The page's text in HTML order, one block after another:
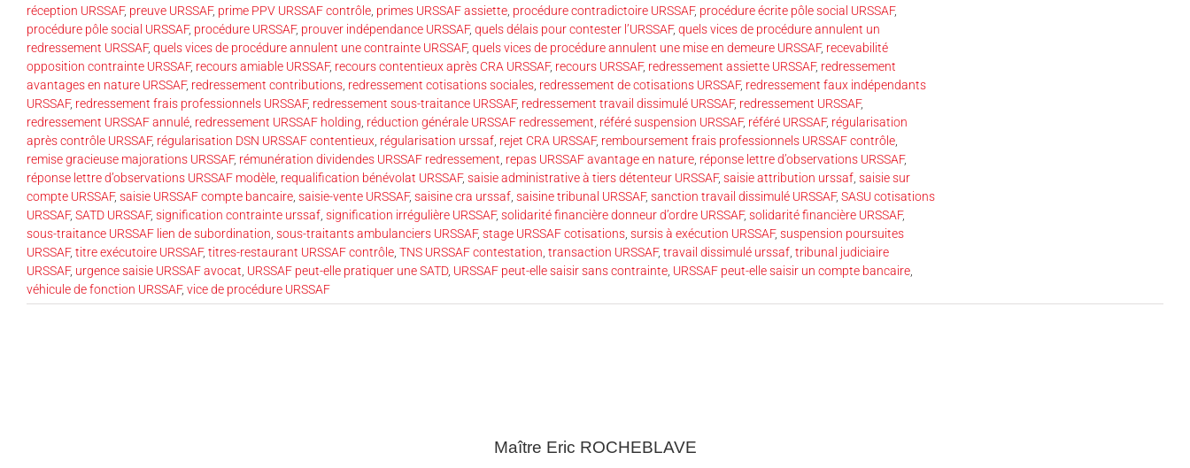
réception URSSAF, preuve URSSAF, prime PPV URSSAF contrôle primes URSSAF assiette procédure contradictoire URSSAF, procédure écrite pôle social URSSAF,
procédure pôle social URSSAF, procédure URSSAF, prouver indépendance URSSAF, quels délais pour contester l’URSSAF, quels vices de procédure annulent un
redressement URSSAF, quels vices de procédure annulent une contrainte URSSAF, quels vices de procédure annulent une mise en demeure URSSAF, recevabilité
opposition contrainte URSSAF, recours amiable URSSAF, recours contentieux après CRA URSSAF, recours URSSAF, redressement assiette URSSAF, redressement
avantages en nature URSSAF, redressement contributions redressement cotisations sociales redressement de cotisations URSSAF, redressement faux indépendants
URSSAF, redressement frais professionnels URSSAF, redressement sous-traitance URSSAF, redressement travail dissimulé URSSAF, redressement URSSAF,
redressement URSSAF annulé redressement URSSAF holding réduction générale URSSAF redressement référé suspension URSSAF, référé URSSAF, régularisation
après contrôle URSSAF, régularisation DSN URSSAF contentieux régularisation urssaf rejet CRA URSSAF, remboursement frais professionnels URSSAF contrôle
remise gracieuse majorations URSSAF, rémunération dividendes URSSAF redressement repas URSSAF avantage en nature réponse lettre d’observations URSSAF,
réponse lettre d’observations URSSAF modèle requalification bénévolat URSSAF, saisie administrative à tiers détenteur URSSAF, saisie attribution urssaf saisie sur
compte URSSAF, saisie URSSAF compte bancaire saisie-vente URSSAF, saisine cra urssaf saisine tribunal URSSAF, sanction travail dissimulé URSSAF, SASU cotisations
URSSAF, SATD URSSAF, signification contrainte urssaf signification irrégulière URSSAF, solidarité financière donneur d’ordre URSSAF, solidarité financière URSSAF,
sous-traitance URSSAF lien de subordination sous-traitants ambulanciers URSSAF, stage URSSAF cotisations sursis à exécution URSSAF, suspension poursuites
URSSAF, titre exécutoire URSSAF, titres-restaurant URSSAF contrôle TNS URSSAF contestation transaction URSSAF, travail dissimulé urssaf tribunal judiciaire
URSSAF, urgence saisie URSSAF avocat URSSAF peut-elle pratiquer une SATD, URSSAF peut-elle saisir sans contrainte URSSAF peut-elle saisir un compte bancaire
véhicule de fonction URSSAF, vice de procédure URSSAF
Maître Eric ROCHEBLAVE